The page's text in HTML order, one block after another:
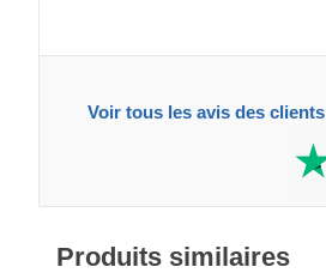
Voir tous les avis des clients
Produits similaires